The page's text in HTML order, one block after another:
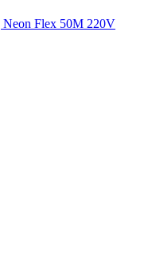
Neon Flex 50M 220V